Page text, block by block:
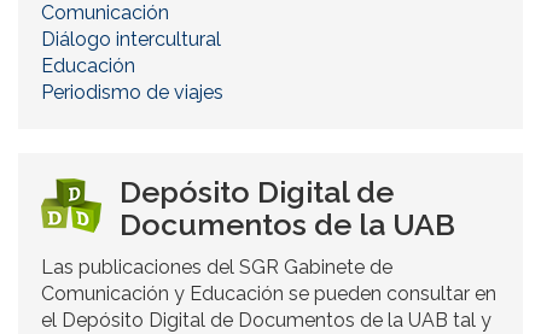
Comunicación
Diálogo intercultural
Educación
Periodismo de viajes
Depósito Digital de
Documentos de la UAB
Las publicaciones del SGR Gabinete de
Comunicación y Educación se pueden consultar en
el Depósito Digital de Documentos de la UAB tal y